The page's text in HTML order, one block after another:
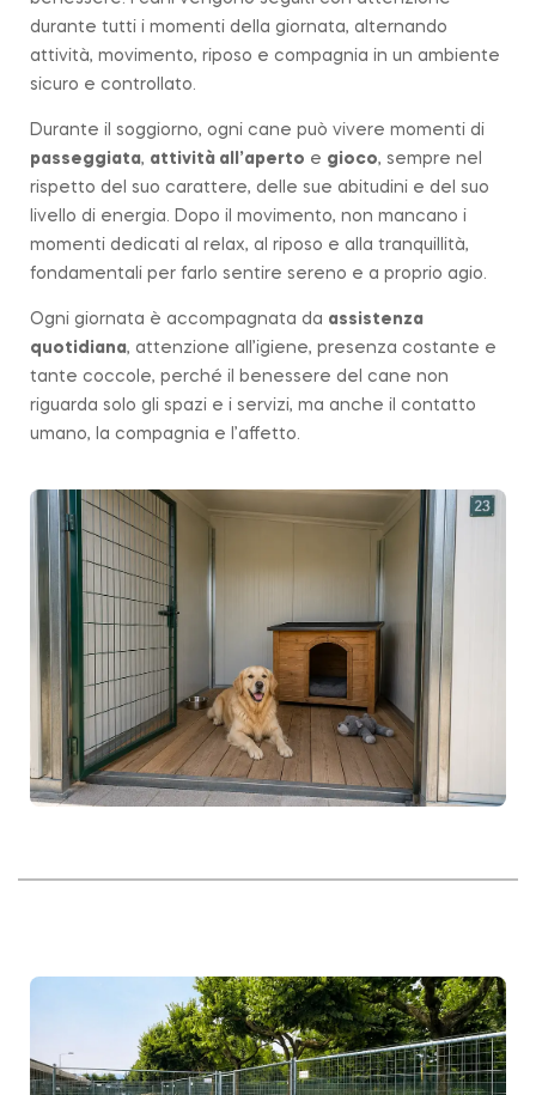
durante tutti i momenti della giornata, alternando
attività, movimento, riposo e compagnia in un ambiente
sicuro e controllato.
Durante il soggiorno, ogni cane può vivere momenti di
passeggiata, attività all’aperto e gioco, sempre nel
rispetto del suo carattere, delle sue abitudini e del suo
livello di energia. Dopo il movimento, non mancano i
momenti dedicati al relax, al riposo e alla tranquillità,
fondamentali per farlo sentire sereno e a proprio agio.
Ogni giornata è accompagnata da assistenza
quotidiana, attenzione all’igiene, presenza costante e
tante coccole, perché il benessere del cane non
riguarda solo gli spazi e i servizi, ma anche il contatto
umano, la compagnia e l’affetto.